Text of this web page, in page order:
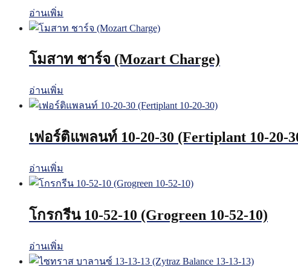
อ่านเพิ่ม
โมสาท ชาร์จ (Mozart Charge)
อ่านเพิ่ม
เฟอร์ติแพลนท์ 10-20-30 (Fertiplant 10-20-
อ่านเพิ่ม
โกรกรีน 10-52-10 (Grogreen 10-52-10)
อ่านเพิ่ม